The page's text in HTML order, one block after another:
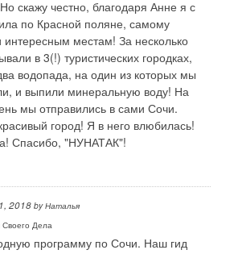
скажу честно, благодаря Анне я с
по Красной поляне, самому
интересным местам! За несколько
в 3(!) туристических городках,
водопада, на один из которых мы
и выпили минеральную воду! На
мы отправились в сами Сочи.
город! Я в него влюбилась!
Спасибо, "НУНАТАК"!
2018byНаталья
Дела
программу по Сочи. Наш гид